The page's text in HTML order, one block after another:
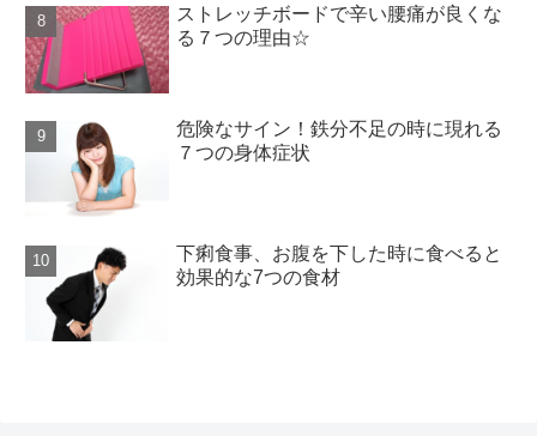
ストレッチボードで辛い腰痛が良くな
る７つの理由☆
危険なサイン！鉄分不足の時に現れる
７つの身体症状
下痢食事、お腹を下した時に食べると
効果的な7つの食材